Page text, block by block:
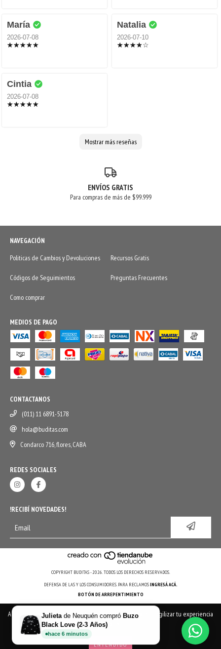
Al navegar por este sitio aceptás el uso de cookies
para agilizar tu experiencia
de compra.
ENTENDIDO
María
2026-07-08
Natalia
2026-07-10
Cintia
2026-07-08
Mostrar más reseñas
ENVÍOS GRATIS
Para compras de más de $99.999
NAVEGACIÓN
Politicas de Cambios y Devoluciones
Recursos Gratis
Códigos de Seguimientos Preguntas Frecuentes
Como comprar
MEDIOS DE PAGO
CONTACTANOS
(011) 11 6891-5178
hola@buditas.com
Condarco 716, flores, CABA
REDES SOCIALES
!RECIBÍ NOVEDADES!
COPYRIGHT BUDITAS - 2026. TODOS LOS DERECHOS RESERVADOS.
DEFENSA DE LAS Y LOS CONSUMIDORES. PARA RECLAMOSINGRESÁ ACÁ.
BOTÓN DE ARREPENTIMIENTO
Julieta de Neuquén compró Buzo
Black Love (2-3 Años)
hace 6 minutos